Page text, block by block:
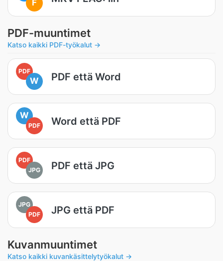
F
PDF-muuntimet
Katso kaikki PDF-työkalut →
PDF
W PDF että Word
W
PDF Word että PDF
PDF
JPG
PDF että JPG
JPG
PDF
JPG että PDF
Kuvanmuuntimet
Katso kaikki kuvankäsittelytyökalut →